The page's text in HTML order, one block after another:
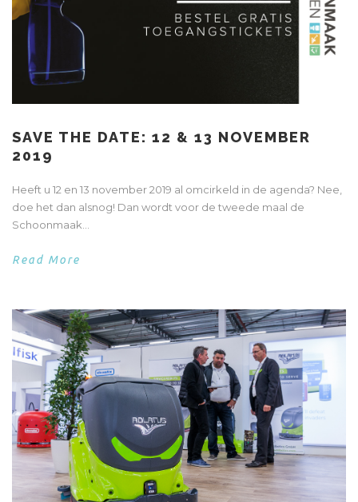
SAVE THE DATE: 12 & 13 NOVEMBER
2019
Heeft u 12 en 13 november 2019 al omcirkeld in de agenda? Nee,
doe het dan alsnog! Dan wordt voor de tweede maal de
Schoonmaak...
Read More